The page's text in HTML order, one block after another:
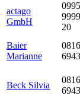
actago
GmbH
20
Baier
Marianne
Beck Silvia